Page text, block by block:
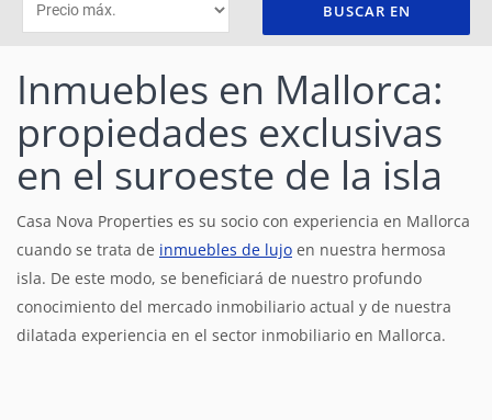
BUSCAR EN
Inmuebles en Mallorca:
propiedades exclusivas
en el suroeste de la isla
Casa Nova Properties es su socio con experiencia en Mallorca
cuando se trata de inmuebles de lujo en nuestra hermosa
isla. De este modo, se beneficiará de nuestro profundo
conocimiento del mercado inmobiliario actual y de nuestra
dilatada experiencia en el sector inmobiliario en Mallorca.